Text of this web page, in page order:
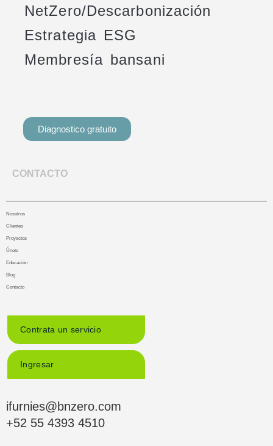
NetZero/Descarbonización
Estrategia ESG
Membresía bansani
Diagnostico gratuito
CONTACTO
Nosotros
Clientes
Proyectos
Únete
Educación
Blog
Contacto
Contrata un servicio
Ingresar
ifurnies@bnzero.com
+52 55 4393 4510